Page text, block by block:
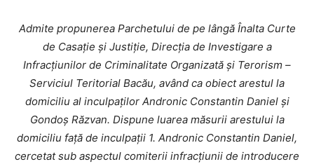
Admite propunerea Parchetului de pe lângă Înalta Curte
de Casație și Justiție, Direcţia de Investigare a
Infracţiunilor de Criminalitate Organizată şi Terorism –
Serviciul Teritorial Bacău, având ca obiect arestul la
domiciliu al inculpaţilor Andronic Constantin Daniel şi
Gondoș Răzvan. Dispune luarea măsurii arestului la
domiciliu faţă de inculpaţii 1. Andronic Constantin Daniel,
cercetat sub aspectul comiterii infracțiunii de introducere